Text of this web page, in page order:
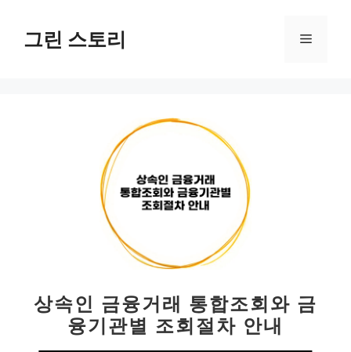
그린 스토리 메
상속인 금융거래 통합조회와 금
융기관별 조회절차 안내